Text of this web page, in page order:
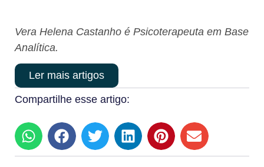
Vera Helena Castanho é Psicoterapeuta em Base
Analítica.
Ler mais artigos
Compartilhe esse artigo: